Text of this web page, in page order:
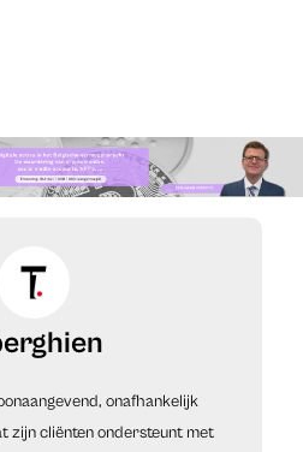
onafhankelijk
zijn cliënten ondersteunt met